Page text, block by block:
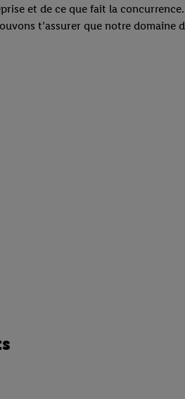
et de ce que fait la
t’assurer que notre domaine